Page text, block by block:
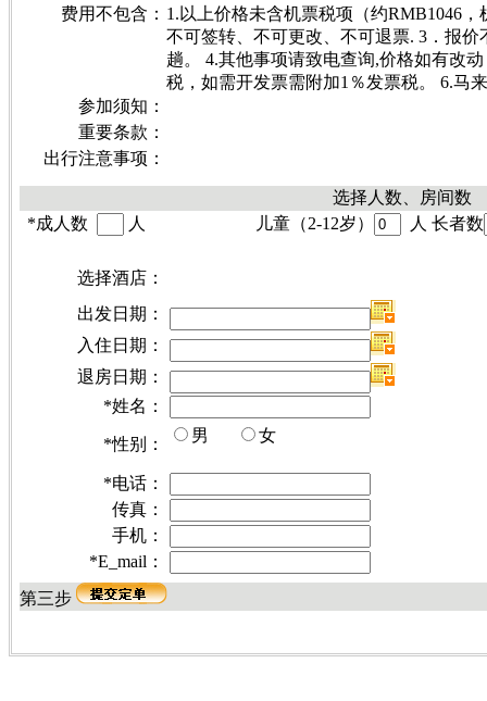
费用不包含： 1.以上价格未含机票税项（约RMB1046
不可签转、不可更改、不可退票. 3．报
趟。 4.其他事项请致电查询,价格如有改
税，如需开发票需附加1％发票税。 6.马
参加须知：
重要条款：
出行注意事项：
选择人数、房间数
*成人数 人 儿童（2-12岁） 人 长者数
选择酒店：
出发日期：
入住日期：
退房日期：
*姓名：
*性别： 男 女
*电话：
传真：
手机：
*E_mail：
第三步